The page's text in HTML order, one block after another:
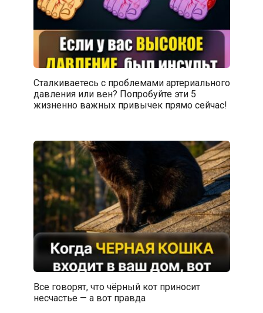
Сталкиваетесь с проблемами артериального
давления или вен? Попробуйте эти 5
жизненно важных привычек прямо сейчас!
Все говорят, что чёрный кот приносит
несчастье — а вот правда